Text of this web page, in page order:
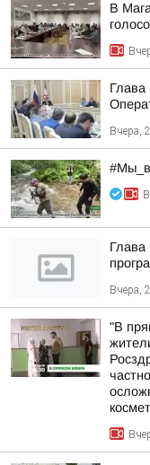
В
Глава
Вчера,
Глава
Вчера,
"В